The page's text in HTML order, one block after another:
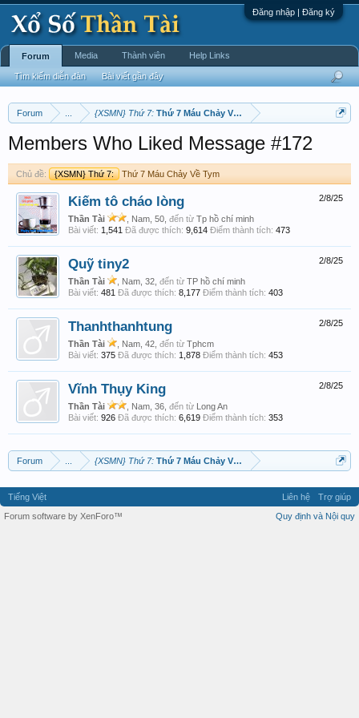
Đăng nhập | Đăng ký
Forum {XSMN} Thứ 7: Thứ 7 Máu Chảy Về Tym
Members Who Liked Message #172
Chủ đề: {XSMN} Thứ 7: Thứ 7 Máu Chảy Về Tym
2/8/25
Kiếm tô cháo lòng
Thần Tài , Nam, 50, đến từ Tp hồ chí minh
Bài viết: 1,541 Đã được thích: 9,614 Điểm thành tích: 473
2/8/25
Quỹ tiny2
Thần Tài , Nam, 32, đến từ TP hồ chí minh
Bài viết: 481 Đã được thích: 8,177 Điểm thành tích: 403
2/8/25
Thanhthanhtung
Thần Tài , Nam, 42, đến từ Tphcm
Bài viết: 375 Đã được thích: 1,878 Điểm thành tích: 453
2/8/25
Vĩnh Thụy King
Thần Tài , Nam, 36, đến từ Long An
Bài viết: 926 Đã được thích: 6,619 Điểm thành tích: 353
Forum {XSMN} Thứ 7: Thứ 7 Máu Chảy Về Tym
Forum
Tìm kiếm diễn đàn Bài viết gần đây
Media Thành viên Help Links
Tiếng Việt Liên hệ
Trợ giúp
Quy định và Nội quy
Forum software by XenForo™